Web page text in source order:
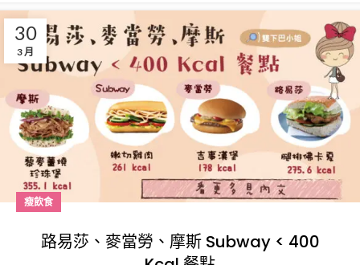
30
3 月
瘦飲食
路易莎、麥當勞、摩斯 Subway < 400